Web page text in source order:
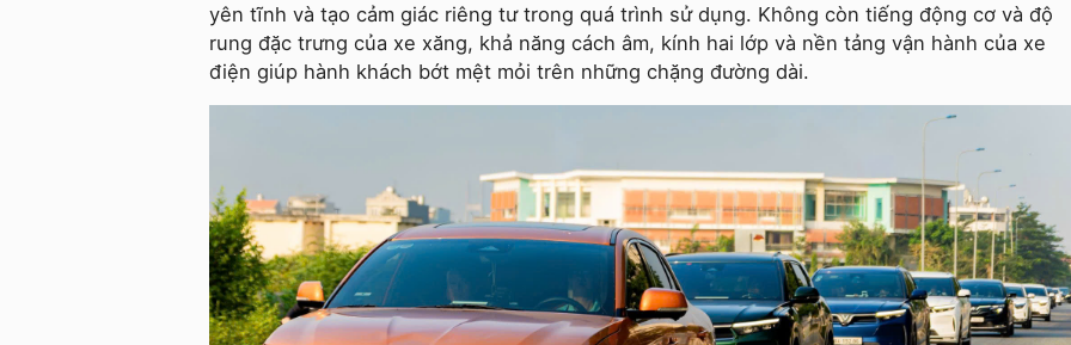
yên tĩnh và tạo cảm giác riêng tư trong quá trình sử dụng. Không còn tiếng động cơ và độ
rung đặc trưng của xe xăng, khả năng cách âm, kính hai lớp và nền tảng vận hành của xe
điện giúp hành khách bớt mệt mỏi trên những chặng đường dài.